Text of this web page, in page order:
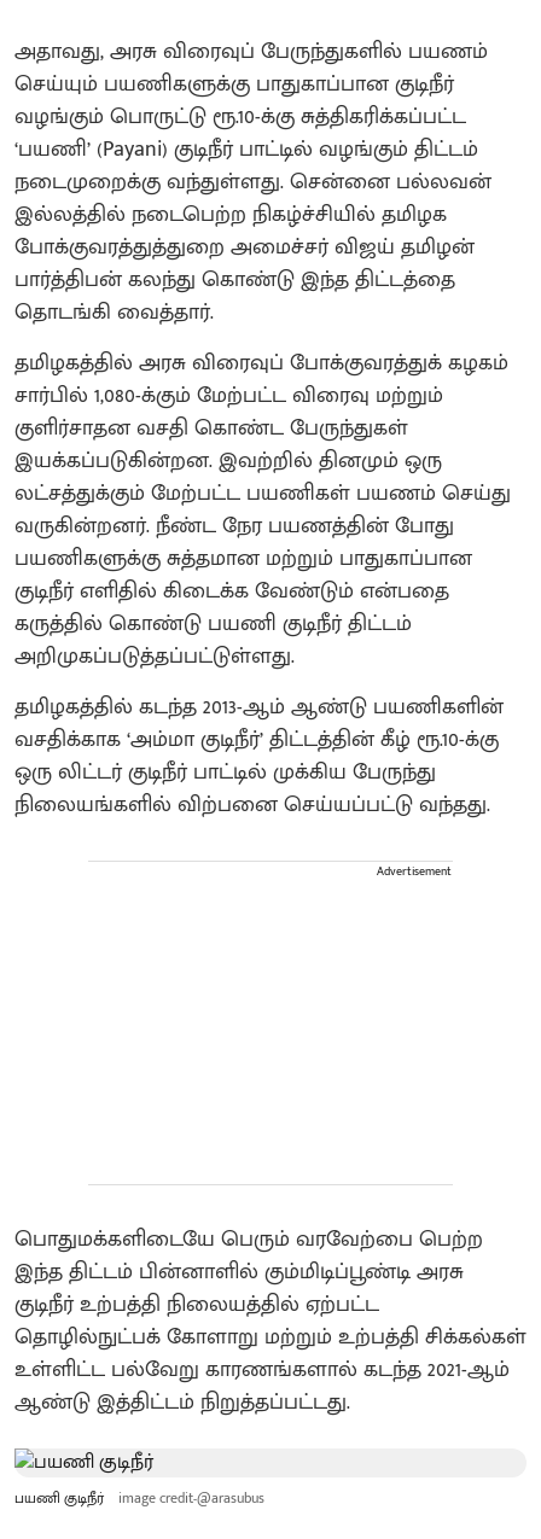
அதாவது, அரசு விரைவுப் பேருந்துகளில் பயணம்
செய்யும் பயணிகளுக்கு பாதுகாப்பான குடிநீர்
வழங்கும் பொருட்டு ரூ.10-க்கு சுத்திகரிக்கப்பட்ட
‘பயணி’ (Payani) குடிநீர் பாட்டில் வழங்கும் திட்டம்
நடைமுறைக்கு வந்துள்ளது. சென்னை பல்லவன்
இல்லத்தில் நடைபெற்ற நிகழ்ச்சியில் தமிழக
போக்குவரத்துத்துறை அமைச்சர் விஜய் தமிழன்
பார்த்திபன் கலந்து கொண்டு இந்த திட்டத்தை
தொடங்கி வைத்தார்.
தமிழகத்தில் அரசு விரைவுப் போக்குவரத்துக் கழகம்
சார்பில் 1,080-க்கும் மேற்பட்ட விரைவு மற்றும்
குளிர்சாதன வசதி கொண்ட பேருந்துகள்
இயக்கப்படுகின்றன. இவற்றில் தினமும் ஒரு
லட்சத்துக்கும் மேற்பட்ட பயணிகள் பயணம் செய்து
வருகின்றனர். நீண்ட நேர பயணத்தின் போது
பயணிகளுக்கு சுத்தமான மற்றும் பாதுகாப்பான
குடிநீர் எளிதில் கிடைக்க வேண்டும் என்பதை
கருத்தில் கொண்டு பயணி குடிநீர் திட்டம்
அறிமுகப்படுத்தப்பட்டுள்ளது.
தமிழகத்தில் கடந்த 2013-ஆம் ஆண்டு பயணிகளின்
வசதிக்காக ‘அம்மா குடிநீர்’ திட்டத்தின் கீழ் ரூ.10-க்கு
ஒரு லிட்டர் குடிநீர் பாட்டில் முக்கிய பேருந்து
நிலையங்களில் விற்பனை செய்யப்பட்டு வந்தது.
Advertisement
பொதுமக்களிடையே பெரும் வரவேற்பை பெற்ற
இந்த திட்டம் பின்னாளில் கும்மிடிப்பூண்டி அரசு
குடிநீர் உற்பத்தி நிலையத்தில் ஏற்பட்ட
தொழில்நுட்பக் கோளாறு மற்றும் உற்பத்தி சிக்கல்கள்
உள்ளிட்ட பல்வேறு காரணங்களால் கடந்த 2021-ஆம்
ஆண்டு இத்திட்டம் நிறுத்தப்பட்டது.
பயணி குடிநீர் image credit-@arasubus